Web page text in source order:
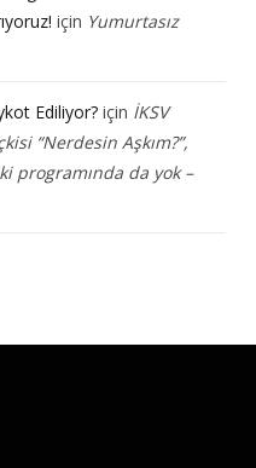
için Yumurtasız
Ediliyor? için İKSV
“Nerdesin Aşkım?”,
programında da yok –